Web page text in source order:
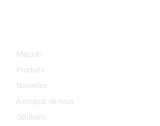
Maison
Produits
Nouvelles
À propos de nous
Solutions